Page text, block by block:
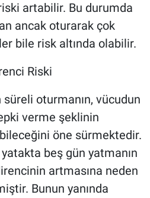
artabilir. Bu durumda
ancak oturarak çok
bile risk altında olabilir.
Riski
süreli oturmanın, vücudun
verme şeklinin
öne sürmektedir.
beş gün yatmanın
artmasına neden
Bunun yanında